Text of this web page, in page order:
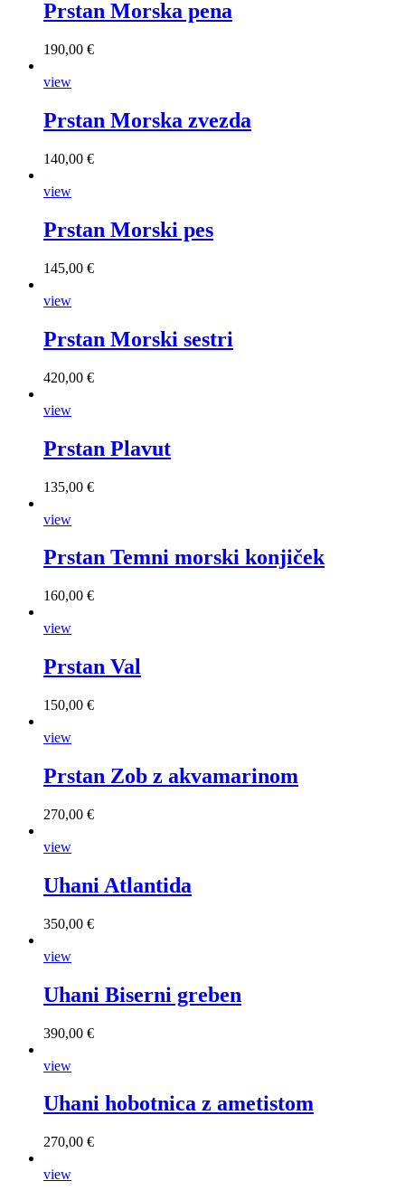
Prstan Morska pena
190,00 €
view
Prstan Morska zvezda
140,00 €
view
Prstan Morski pes
145,00 €
view
Prstan Morski sestri
420,00 €
view
Prstan Plavut
135,00 €
view
Prstan Temni morski konjiček
160,00 €
view
Prstan Val
150,00 €
view
Prstan Zob z akvamarinom
270,00 €
view
Uhani Atlantida
350,00 €
view
Uhani Biserni greben
390,00 €
view
Uhani hobotnica z ametistom
270,00 €
view